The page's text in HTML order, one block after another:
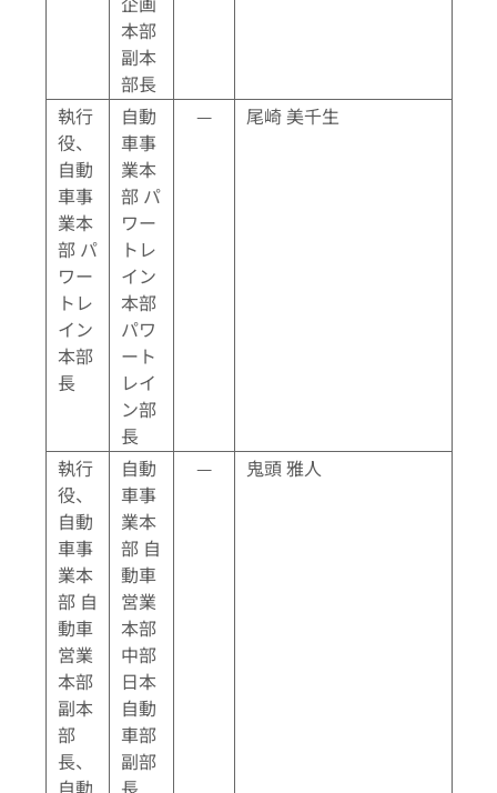
本部
副本
部長
執行
役、
自動
車事
業本
部 パ
ワー
トレ
イン
本部
長
自動
車事
業本
部 パ
ワー
トレ
イン
本部
パワ
ート
レイ
ン部
長
— 尾崎 美千生
執行
役、
自動
車事
業本
部 自
動車
営業
本部
副本
部
長、
自動
自動
車事
業本
部 自
動車
営業
本部
中部
日本
自動
車部
副部
長
— 鬼頭 雅人